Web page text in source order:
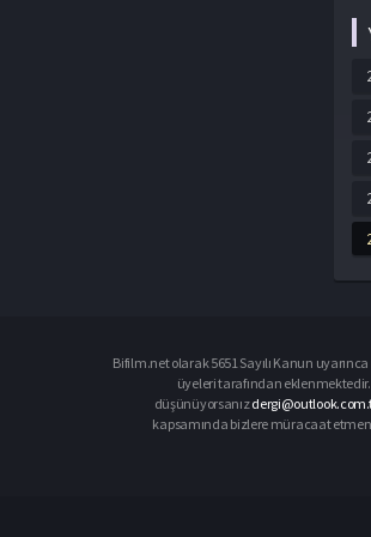
Bifilm.net olarak 5651 Sayılı Kanun
üyeleri tarafından
düşünüyorsanız
kapsamında bizlere müracaat